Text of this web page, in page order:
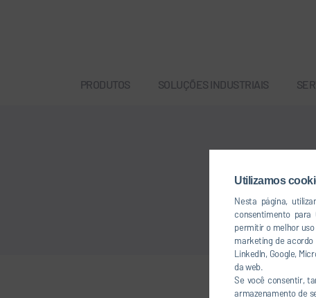
Utilizamos
Nesta página,
consentimento para
permitir o melhor
marketing de acordo
LinkedIn, Google,
da web.
Se você consentir,
armazenamento de
PRODUTOS SOLUÇÕES INDUSTRIAIS